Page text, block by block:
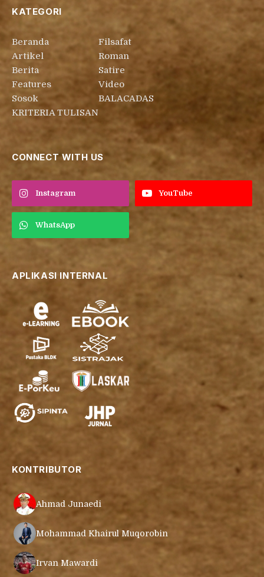
KATEGORI
Beranda
Artikel
Berita
Features
Sosok
KRITERIA TULISAN
Filsafat
Roman
Satire
Video
BALACADAS
CONNECT WITH US
Instagram YouTube
WhatsApp
APLIKASI INTERNAL
KONTRIBUTOR
Ahmad Junaedi
Mohammad Khairul Muqorobin
Irvan Mawardi